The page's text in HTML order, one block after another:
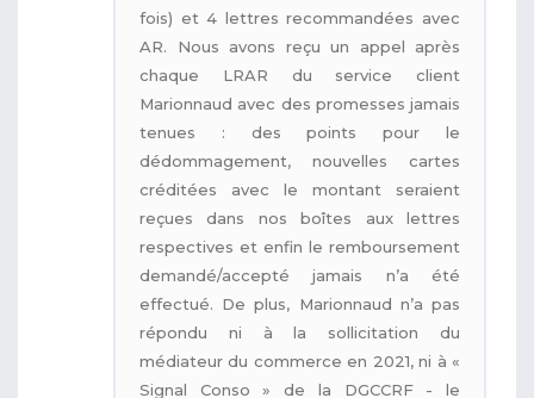
fois) et 4 lettres recommandées avec
AR. Nous avons reçu un appel après
chaque LRAR du service client
Marionnaud avec des promesses jamais
tenues : des points pour le
dédommagement, nouvelles cartes
créditées avec le montant seraient
reçues dans nos boîtes aux lettres
respectives et enfin le remboursement
demandé/accepté jamais n’a été
effectué. De plus, Marionnaud n’a pas
répondu ni à la sollicitation du
médiateur du commerce en 2021, ni à «
Signal Conso » de la DGCCRF - le